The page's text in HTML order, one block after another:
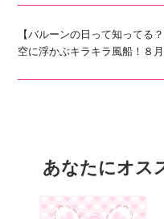
【バルーンの日って知ってる
空に浮かぶキラキラ風船！８
あなたにオス